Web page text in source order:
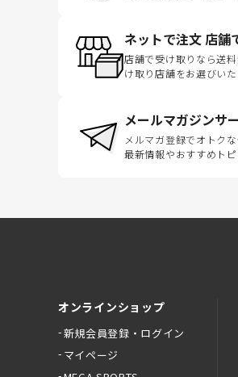
ネットで注文 店舗
店舗で受け取りなら送
け取り店舗をお選びいた
メールマガジンサ
メルマガ登録でオトク
最新情報やおすすめトピ
オンラインショップ
新規会員登録・ログイン
マイページ